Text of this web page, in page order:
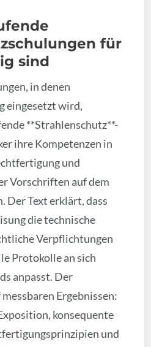
für
sind
in denen
eingesetzt wird,
**Strahlenschutz**-
ihre Kompetenzen in
und
Vorschriften auf dem
Der Text erklärt, dass
die technische
Verpflichtungen
Protokolle an sich
anpasst. Der
Ergebnissen:
konsequente
und